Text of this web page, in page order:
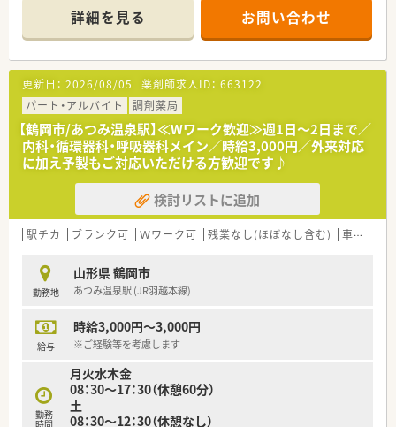
頑張り次第で高給与も可能！
■経験や勤務コースによりますが、経験の少ない方でも500万前
半スタートと業界TOP水準！
■職種や職域に合わせ、豊富な社内研修や外部組織と連携した研
修を用意されています
■薬剤師が中心の会社だからこそ活躍できるキャリアパスが多
種多様に用意されています。
■店舗拡大に伴い、エリアマネジャーや営業部長等のマネジメン
トのポジションも増えます。
■在宅や教育等の専門性を活かせるスペシャリストを目指すこ
とも可能です。
■その他にも、管理部門や商品部門等の本社スタッフなど活動領
域は多種多様です。
■在宅実施店舗は年々増加しており、在宅医療へもしっかりと関
わる事ができます。
時短勤務ができるよう変更予定です。
■年間休日が120日とワークライフバランスが整っています
■日用品から常備薬まで、従業員割引制度など嬉しいメリットも
詳細を見る お問い合わせ
更新日： 2026/08/05 薬剤師求人ID： 663122
パート・アルバイト
調剤薬局
【鶴岡市/あつみ温泉駅】≪Wワーク歓迎≫週1日～2日まで／
内科・循環器科・呼吸器科メイン／時給3,000円／外来対応
に加え予製もご対応いただける方歓迎です♪
検討リストに追加
駅チカ ブランク可 Ｗワーク可 残業なし(ほぼなし含む) 車通勤可
勤務地
山形県 鶴岡市
あつみ温泉駅 (JR羽越本線)
給与
時給3,000円～3,000円
※ご経験等を考慮します
勤務
時間
月火水木金
08：30～17：30（休憩60分）
土
08：30～12：30（休憩なし）